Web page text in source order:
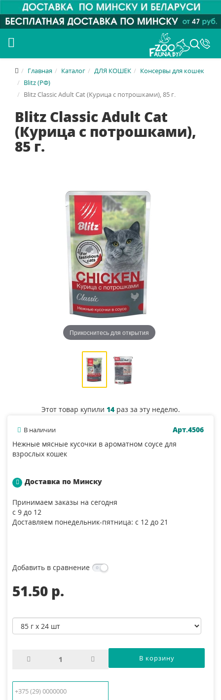
Главная Каталог ДЛЯ КОШЕК
Консервы для кошек
Blitz (РФ)
Blitz Classic Adult Cat (Курица с потрошками), 85 г.
Blitz Classic Adult Cat
(Курица с потрошками),
85 г.
Прикоснитесь для открытия
Этот товар купили 14раз за эту неделю.
В наличии
Арт.4506
Нежные мясные кусочки в ароматном соусе для
взрослых кошек
Доставка по Минску
Принимаем заказы на сегодня
с 9 до 12
Доставляем понедельник-пятница: с 12 до 21
Добавить в сравнение
51.50 p.